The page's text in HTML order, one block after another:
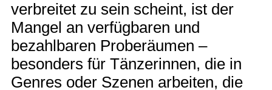
verbreitet zu sein scheint, ist der
Mangel an verfügbaren und
bezahlbaren Proberäumen –
besonders für Tänzerinnen, die in
Genres oder Szenen arbeiten, die